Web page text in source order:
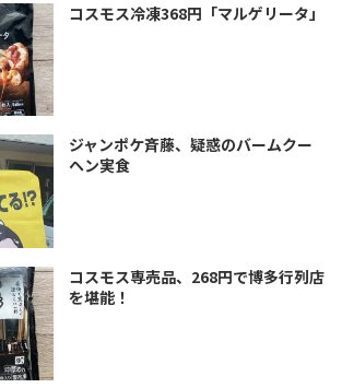
コスモス冷凍368円「マルゲリータ」
ジャンポケ斉藤、疑惑のバームクー
ヘン実食
コスモス専売品、268円で博多行列店
を堪能！